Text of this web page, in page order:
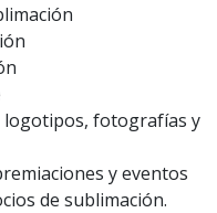
logotipos, fotografías y
y eventos
de sublimación.